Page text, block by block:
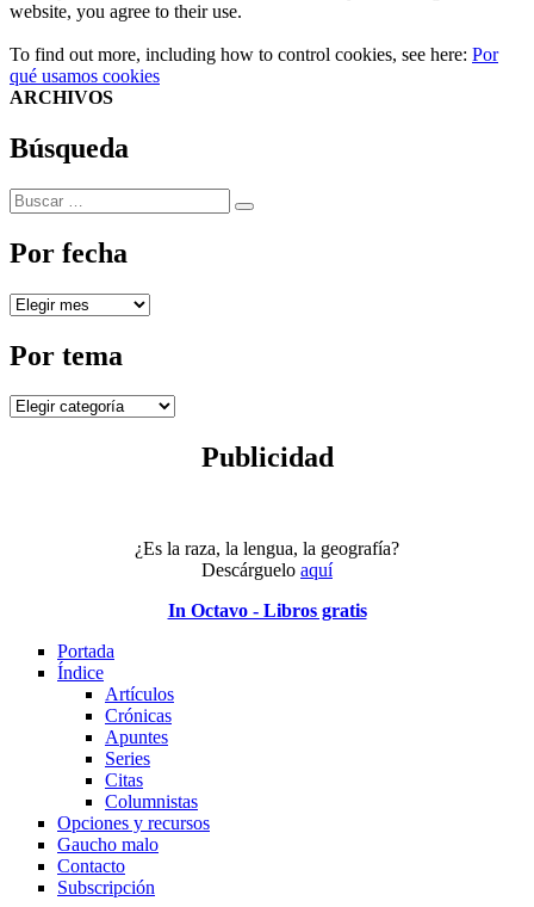
website, you agree to their use.
To find out more, including how to control cookies, see here: Por
qué usamos cookies
ARCHIVOS
Búsqueda
Buscar
por:
Buscar
Por fecha
Por
Por tema
Por
Publicidad
¿Es la raza, la lengua, la geografía?
Descárguelo aquí
In Octavo - Libros gratis
Portada
Índice
Artículos
Crónicas
Apuntes
Series
Citas
Columnistas
Opciones y recursos
Gaucho malo
Contacto
Subscripción